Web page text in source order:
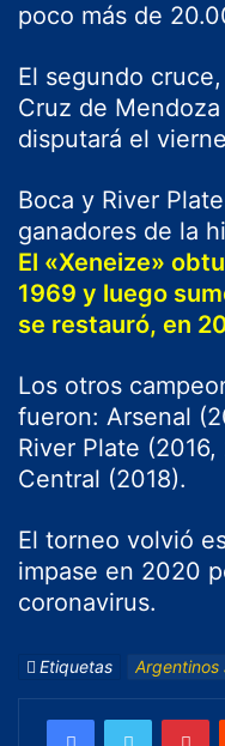
poco más de
El segundo
Cruz de
disputará el
Boca y River
ganadores de la
El «Xeneize»
1969 y luego
se restauró, en
Los otros
fueron: Arsenal
River Plate
Central (2018).
El torneo volvió
impase en 2020
coronavirus.
Etiquetas Argentinos